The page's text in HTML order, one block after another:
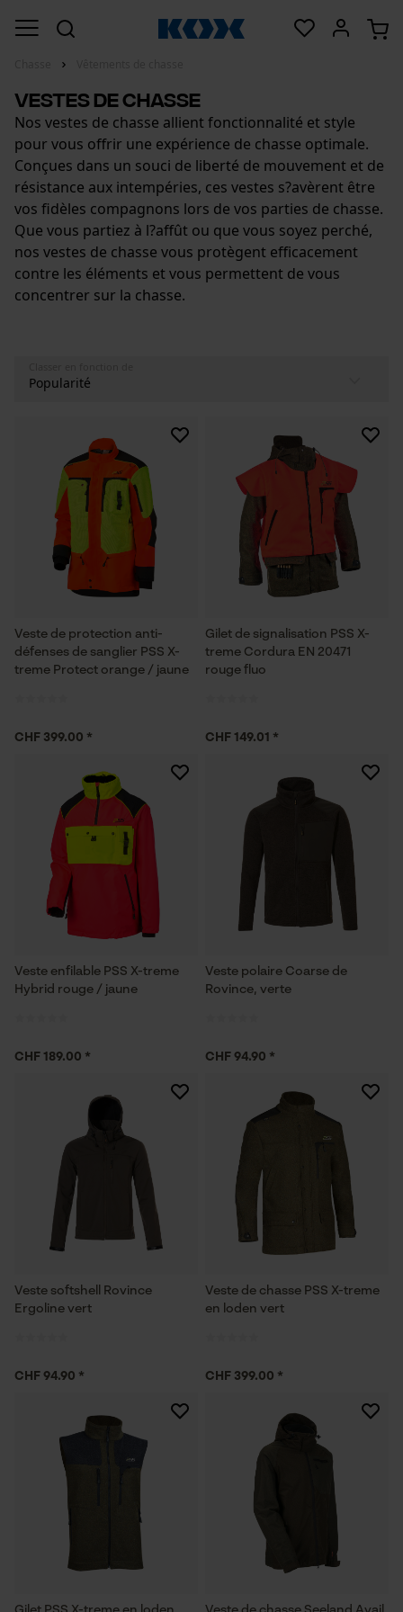
Vestes de chasse
Nos vestes de chasse allient fonctionnalité et style
pour vous offrir une expérience de chasse optimale.
Conçues dans un souci de liberté de mouvement et de
résistance aux intempéries, ces vestes s?avèrent être
vos fidèles compagnons lors de vos parties de chasse.
Que vous partiez à l?affût ou que vous soyez perché,
nos vestes de chasse vous protègent efficacement
contre les éléments et vous permettent de vous
concentrer sur la chasse.
Veste de protection anti-
défenses de sanglier PSS X-
treme Protect orange / jaune
CHF 399.00 *
Gilet de signalisation PSS X-
treme Cordura EN 20471
rouge fluo
CHF 149.01 *
Veste enfilable PSS X-treme
Hybrid rouge / jaune
CHF 189.00 *
Veste polaire Coarse de
Rovince, verte
CHF 94.90 *
Veste softshell Rovince
Ergoline vert
CHF 94.90 *
Veste de chasse PSS X-treme
en loden vert
CHF 399.00 *